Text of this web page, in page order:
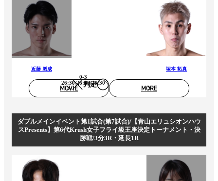
近藤 魁成
判定
0-3
26:30/26:30/26:30
塚本 拓真
MOVIE MORE
ダブルメインイベント第1試合(第7試合)/【青山エリュシオンハウ
スPresents】第6代Krush女子フライ級王座決定トーナメント・決
勝戦/3分3R・延長1R